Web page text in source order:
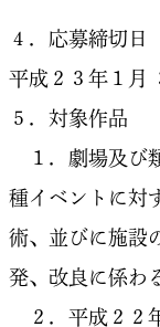
４．応募締切日
平成２３年１月
５．対象作品
１．劇場及び
種イベントに対
術、並びに施設
発、改良に係わ
２．平成２２